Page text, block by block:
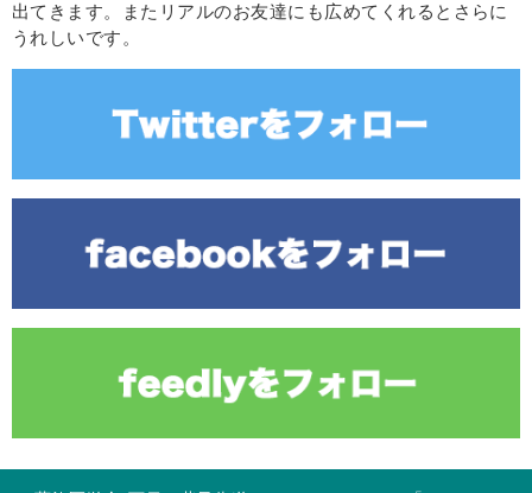
出てきます。またリアルのお友達にも広めてくれるとさらに
うれしいです。